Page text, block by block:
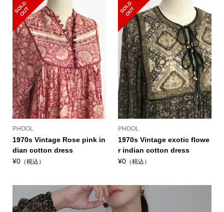
S
O
L
D
O
U
T
PHOOL
1970s Vintage Rose pink in
dian cotton dress
¥0（税込）
S
O
L
D
O
U
T
PHOOL
1970s Vintage exotic flowe
r indian cotton dress
¥0 （税込）